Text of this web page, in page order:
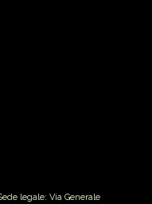
legale: Via Generale